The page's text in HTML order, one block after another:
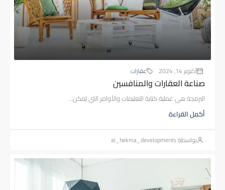
أكتوبر 14, 2024 عقارات
صناعة العقارات والمنافسين
البرمجة هي عملية كتابة التعليمات والأوامر التي يُمكن...
أكمل القراءة
بواسطة al_hekma_developments